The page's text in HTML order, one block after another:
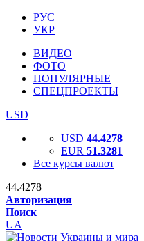
РУС
УКР
ВИДЕО
ФОТО
ПОПУЛЯРНЫЕ
СПЕЦПРОЕКТЫ
USD
USD 44.4278
EUR 51.3281
Все курсы валют
44.4278
Авторизация
Поиск
UA